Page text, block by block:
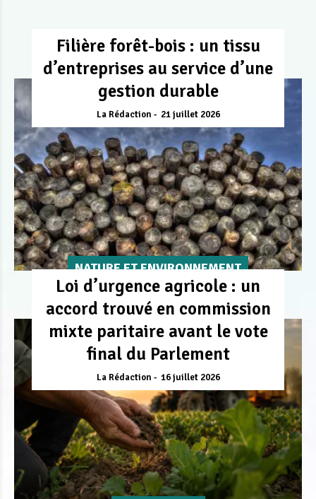
Filière forêt-bois : un tissu
d’entreprises au service d’une
gestion durable
La Rédaction 21 juillet 2026
NATURE ET ENVIRONNEMENT
Loi d’urgence agricole : un
accord trouvé en commission
mixte paritaire avant le vote
final du Parlement
La Rédaction 16 juillet 2026